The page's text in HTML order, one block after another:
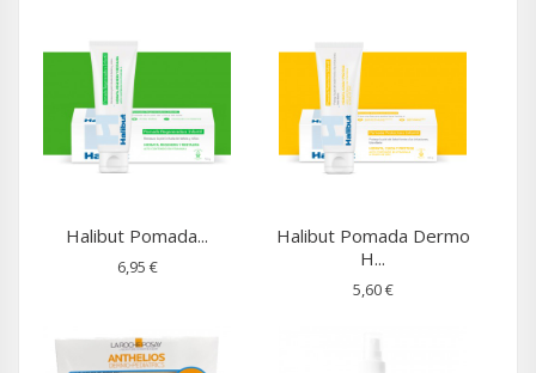
Halibut Pomada...
6,95 €
Halibut Pomada Dermo
H...
5,60 €